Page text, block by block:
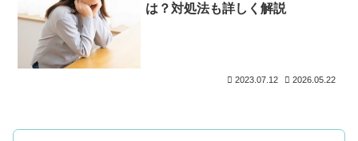
は？対処法も詳しく解説
2023.07.12 2026.05.22